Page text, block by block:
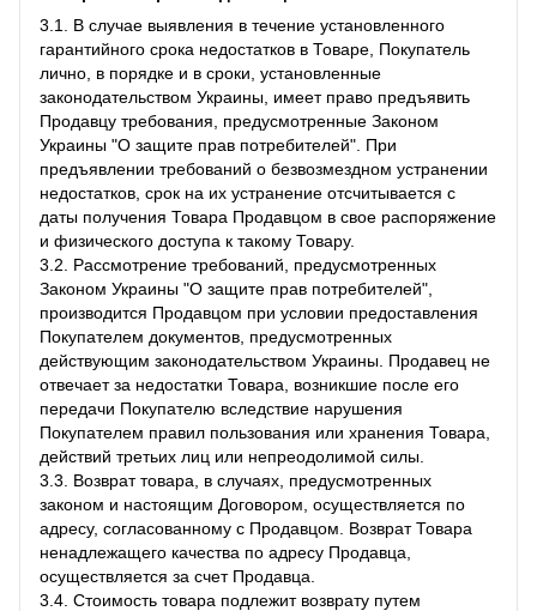
3.1. В случае выявления в течение установленного
гарантийного срока недостатков в Товаре, Покупатель
лично, в порядке и в сроки, установленные
законодательством Украины, имеет право предъявить
Продавцу требования, предусмотренные Законом
Украины "О защите прав потребителей". При
предъявлении требований о безвозмездном устранении
недостатков, срок на их устранение отсчитывается с
даты получения Товара Продавцом в свое распоряжение
и физического доступа к такому Товару.
3.2. Рассмотрение требований, предусмотренных
Законом Украины "О защите прав потребителей",
производится Продавцом при условии предоставления
Покупателем документов, предусмотренных
действующим законодательством Украины. Продавец не
отвечает за недостатки Товара, возникшие после его
передачи Покупателю вследствие нарушения
Покупателем правил пользования или хранения Товара,
действий третьих лиц или непреодолимой силы.
3.3. Возврат товара, в случаях, предусмотренных
законом и настоящим Договором, осуществляется по
адресу, согласованному с Продавцом. Возврат Товара
ненадлежащего качества по адресу Продавца,
осуществляется за счет Продавца.
3.4. Стоимость товара подлежит возврату путем